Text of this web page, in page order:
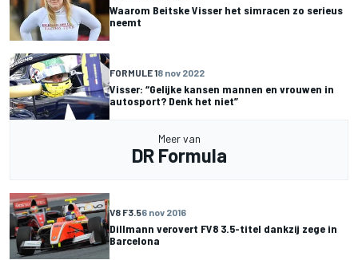
Waarom Beitske Visser het simracen zo serieus
neemt
FORMULE 18 nov 2022
Visser: “Gelijke kansen mannen en vrouwen in
autosport? Denk het niet”
Meer van
DR Formula
V8 F3.56 nov 2016
Dillmann verovert FV8 3.5-titel dankzij zege in
Barcelona